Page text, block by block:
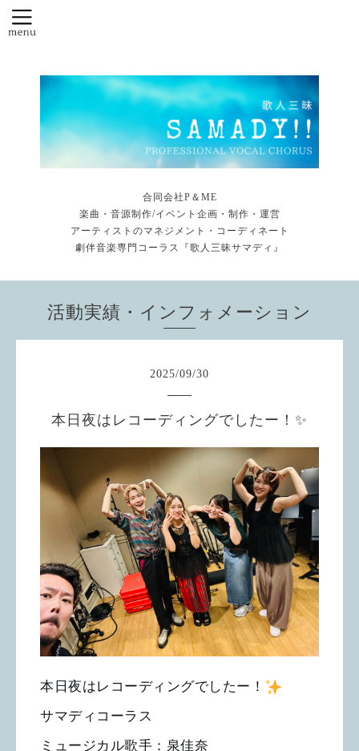
合同会社P＆ME
楽曲・音源制作/イベント企画・制作・運営
アーティストのマネジメント・コーディネート
劇伴音楽専門コーラス『歌人三昧サマディ』
活動実績・インフォメーション
2025/09/30
本日夜はレコーディングでしたー！✨
本日夜はレコーディングでしたー！
サマディコーラス
ミュージカル歌手：泉佳奈